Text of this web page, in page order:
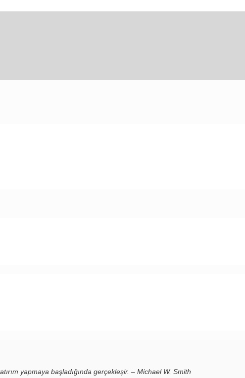
yapmaya başladığında gerçekleşir. – Michael W. Smith